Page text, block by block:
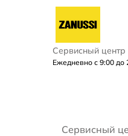
Сервисный центр
Ежедневно с 9:00 до
Сервисный